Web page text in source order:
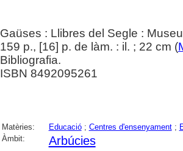
Gaüses : Llibres del Segle :
159 p., [16] p. de làm. : il. ; 22 cm (
Bibliografia.
ISBN 8492095261
Matèries: Educació; Centres d'ensenyament;
Àmbit:
Arbúcies